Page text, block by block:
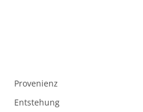
Provenienz
Entstehung